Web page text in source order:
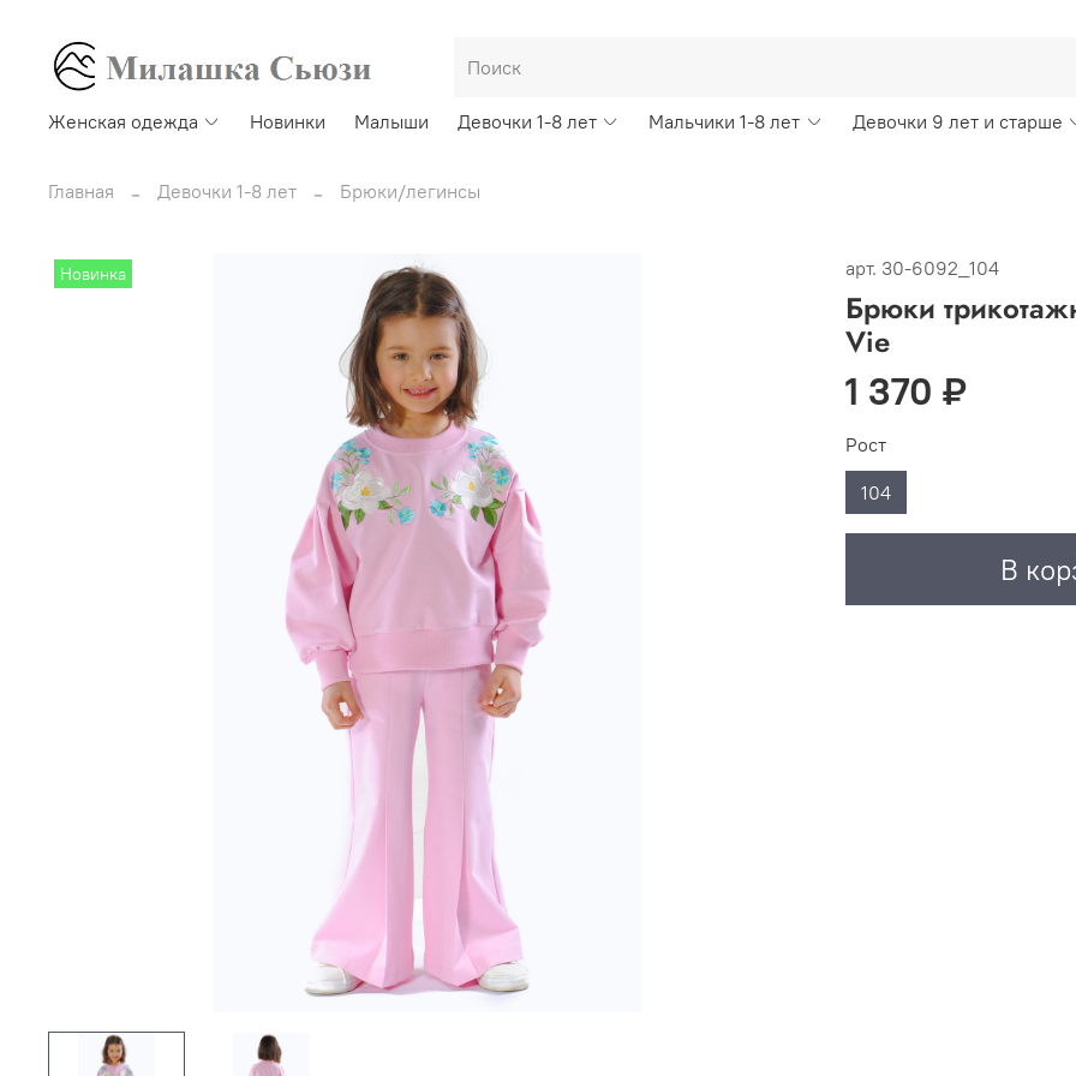
Женская одежда Новинки Малыши Девочки 1-8 лет Мальчики 1-8 лет Девочки 9 лет и старше
Главная Девочки 1-8 лет Брюки/легинсы
Новинка арт. 30-6092_104
Брюки
Vie
1 370 ₽
В
Рост
104